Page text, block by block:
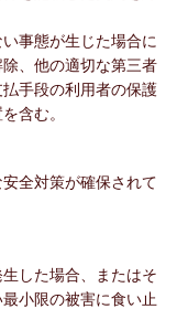
事態が生じた場合に
、他の適切な第三者
手段の利用者の保護
含む。
全対策が確保されて
した場合、またはそ
小限の被害に食い止